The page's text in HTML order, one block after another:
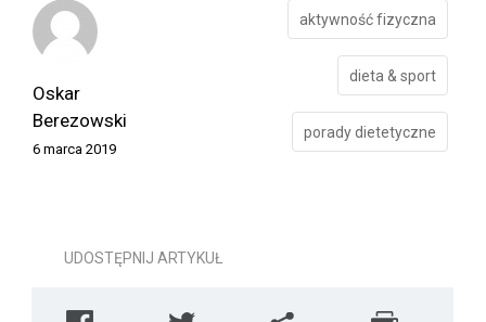
Oskar
Berezowski
6 marca 2019
aktywność fizyczna
dieta & sport
porady dietetyczne
UDOSTĘPNIJ ARTYKUŁ